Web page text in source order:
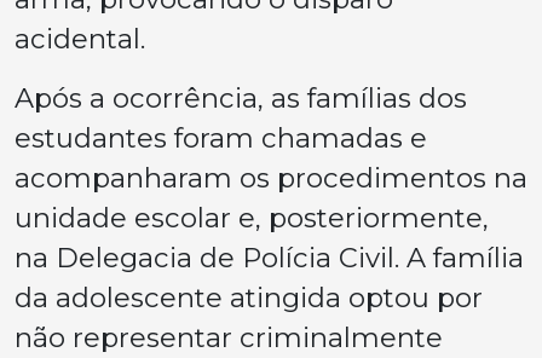
acidental.
Após a ocorrência, as famílias dos
estudantes foram chamadas e
acompanharam os procedimentos na
unidade escolar e, posteriormente,
na Delegacia de Polícia Civil. A família
da adolescente atingida optou por
não representar criminalmente